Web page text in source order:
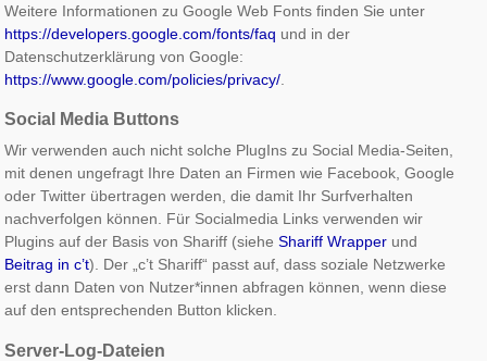
Weitere Informationen zu Google Web Fonts finden Sie unter
https://developers.google.com/fonts/faq und in der
Datenschutzerklärung von Google:
https://www.google.com/policies/privacy/
Social Media Buttons
Wir verwenden auch nicht solche PlugIns zu Social Media-Seiten,
mit denen ungefragt Ihre Daten an Firmen wie Facebook, Google
oder Twitter übertragen werden, die damit Ihr Surfverhalten
nachverfolgen können. Für Socialmedia Links verwenden wir
Plugins auf der Basis von Shariff (sieheShariff Wrapper und
Beitrag in c’t). Der „c’t Shariff“ passt auf, dass soziale Netzwerke
erst dann Daten von Nutzer*innen abfragen können, wenn diese
auf den entsprechenden Button klicken.
Server-Log-Dateien